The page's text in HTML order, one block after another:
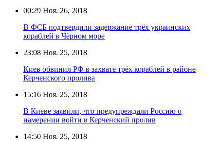
00:29 Ноя. 26, 2018
В ФСБ подтвердили задержание трёх украинских
кораблей в Чёрном море
23:08 Ноя. 25, 2018
Киев обвинил РФ в захвате трёх кораблей в районе
Керченского пролива
15:16 Ноя. 25, 2018
В Киеве заявили, что предупреждали Россию о
намерении войти в Керченский пролив
14:50 Ноя. 25, 2018